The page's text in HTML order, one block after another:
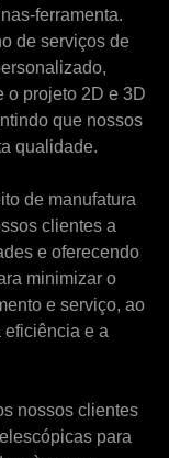
ferramenta.
de serviços de
o projeto 2D e 3D
que nossos
qualidade.
de manufatura
clientes a
e oferecendo
minimizar o
e serviço, ao
eficiência e a
nossos clientes
para